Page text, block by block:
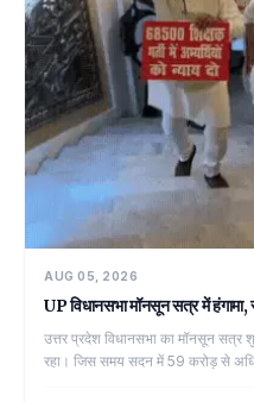
AUG 05, 2026
UP विधानसभा मॉनसून सत्र में
उत्तर प्रदेश विधानसभा का मॉनसून सत्र
रहा। जिस समय सदन में 59 करोड़ से